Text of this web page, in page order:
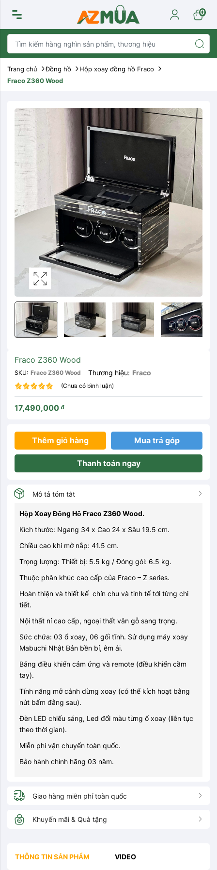
0
Trang chủ Đồng hồ
Hộp xoay đồng hồ Fraco
Fraco Z360 Wood
Fraco Z360 Wood
SKU: Fraco Z360 Wood Thương hiệu: Fraco
(Chưa có bình luận)
17,490,000 ₫
Thêm giỏ hàng Mua trả góp
Thanh toán ngay
Mô tả tóm tắt
Hộp Xoay Đồng Hồ Fraco Z360 Wood.
Kích thước: Ngang 34 x Cao 24 x Sâu 19.5 cm.
Chiều cao khi mở nắp: 41.5 cm.
Trọng lượng: Thiết bị: 5.5 kg / Đóng gói: 6.5 kg.
Thuộc phân khúc cao cấp của Fraco – Z series.
Hoàn thiện và thiết kế chỉn chu và tinh tế tới từng chi
tiết.
Nội thất nỉ cao cấp, ngoại thất vân gỗ sang trọng.
Sức chứa: 03 ổ xoay, 06 gối tĩnh. Sử dụng máy xoay
Mabuchi Nhật Bản bền bỉ, êm ái.
Bảng điều khiển cảm ứng và remote (điều khiển cầm
tay).
Tính năng mở cánh dừng xoay (có thể kích hoạt bằng
nút bấm đằng sau).
Đèn LED chiếu sáng, Led đổi màu từng ổ xoay (liên tục
theo thời gian).
Miễn phí vận chuyển toàn quốc.
Bảo hành chính hãng 03 năm.
Giao hàng miễn phí toàn quốc
Khuyến mãi & Quà tặng
THÔNG TIN SẢN PHẨM VIDEO